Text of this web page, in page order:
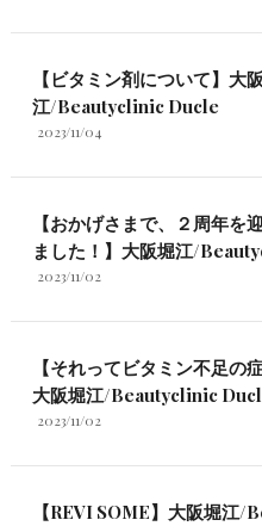
【ビタミン剤について】大
江/Beautyclinic Ducle
2023/11/04
【おかげさまで、２周年を
ました！】大阪堀江/
2023/11/02
【それってビタミン不足の
大阪堀江/Beautyclinic
2023/11/02
【REVI SOME】大阪堀江